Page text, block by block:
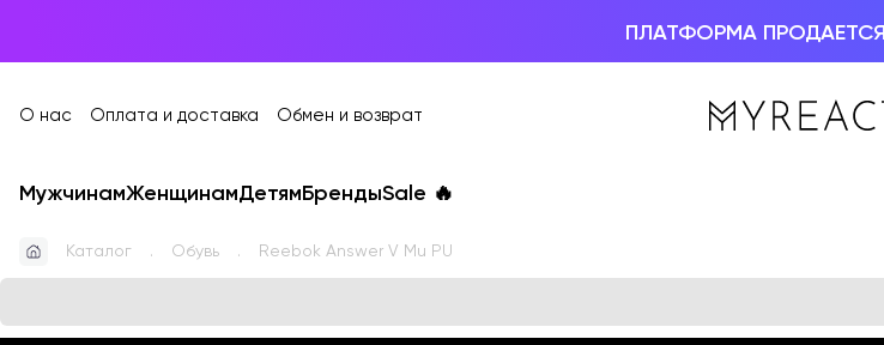
ПЛАТФОРМА ПРОДАЕТСЯ
О нас Оплата и доставка Обмен и возврат
МужчинамЖенщинамДетям БрендыSale 🔥
Каталог Обувь Reebok Answer V Mu PU